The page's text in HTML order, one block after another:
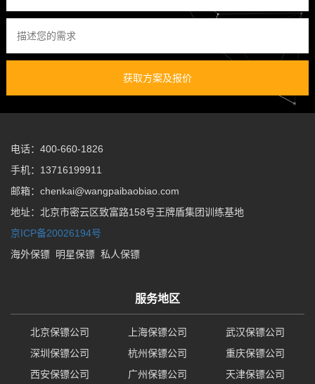
获取方案及报价
电话：400-660-1826
手机：13716199911
邮箱：chenkai@wangpaibaobiao.com
地址：北京市密云区致富路158号王牌盾集团训练基地
京ICP备20026194号
海外保镖
明星保镖 私人保镖
服务地区
北京保镖公司 上海保镖公司
武汉保镖公司
深圳保镖公司
杭州保镖公司
重庆保镖公司
西安保镖公司
广州保镖公司 天津保镖公司